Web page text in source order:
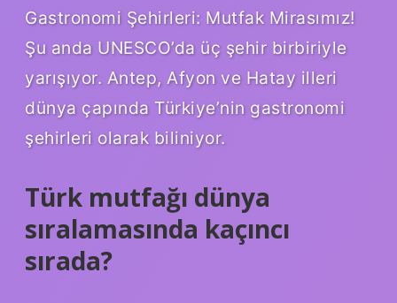
Gastronomi Şehirleri: Mutfak Mirasımız!
Şu anda UNESCO’da üç şehir birbiriyle
yarışıyor. Antep, Afyon ve Hatay illeri
dünya çapında Türkiye’nin gastronomi
şehirleri olarak biliniyor.
Türk mutfağı dünya
sıralamasında kaçıncı
sırada?